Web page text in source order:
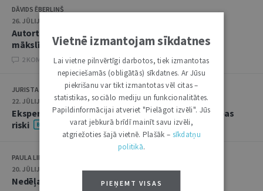
DĀVIDS ĒBERLIŅŠ
26. JŪLIJS 2026 • 08:00
Autortiesību subjekta un objekta juridiskie aspekti
mākslīgā intelekta kontekstā
2 KOMENTĀRI
JURISTA VĀRDS
22. JŪLIJS 2026 • 14:00
Ekspertu saruna jūlijā: krimināltiesības un būvniecības
riski
PAULA LIPE
20. JŪLIJS 2026 • 16:05
Nedēļas notikumu apskats: 13.–17. jūlijs
Vietnē izmantojam sīkdatnes
Lai vietne pilnvērtīgi darbotos, tiek izmantotas
nepieciešamās (obligātās) sīkdatnes. Ar Jūsu
piekrišanu var tikt izmantotas vēl citas –
statistikas, sociālo mediju un funkcionalitātes.
Papildinformācijai atveriet "Pielāgot izvēli". Jūs
varat jebkurā brīdī mainīt savu izvēli,
atgriežoties šajā vietnē. Plašāk – sīkdatņu
politikā.
PIEŅEMT VISAS